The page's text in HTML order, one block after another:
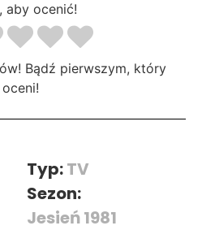
aby ocenić!
Bądź pierwszym, który
oceni!
Typ:TV
Sezon:
Jesień 1981